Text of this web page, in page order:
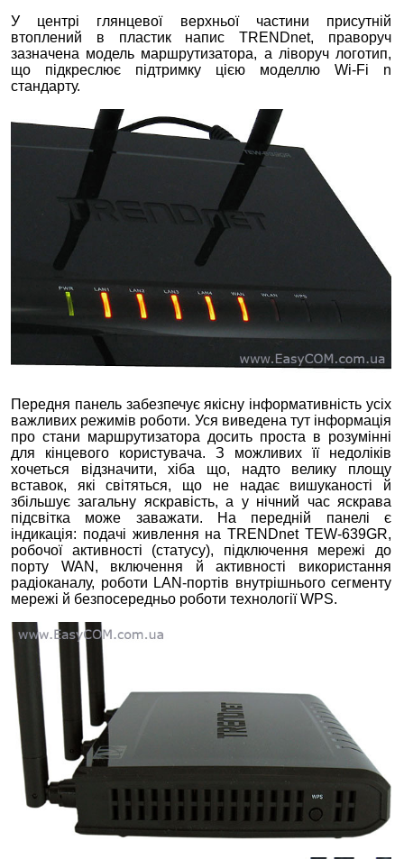
У центрі глянцевої верхньої частини присутній
втоплений в пластик напис TRENDnet, праворуч
зазначена модель маршрутизатора, а ліворуч логотип,
що підкреслює підтримку цією моделлю Wi-Fi n
стандарту.
Передня панель забезпечує якісну інформативність усіх
важливих режимів роботи. Уся виведена тут інформація
про стани маршрутизатора досить проста в розумінні
для кінцевого користувача. З можливих її недоліків
хочеться відзначити, хіба що, надто велику площу
вставок, які світяться, що не надає вишуканості й
збільшує загальну яскравість, а у нічний час яскрава
підсвітка може заважати. На передній панелі є
індикація: подачі живлення на TRENDnet TEW-639GR,
робочої активності (статусу), підключення мережі до
порту WAN, включення й активності використання
радіоканалу, роботи LAN-портів внутрішнього сегменту
мережі й безпосередньо роботи технології WPS.